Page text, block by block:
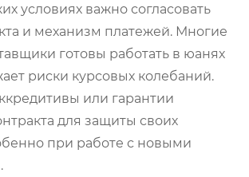
условиях важно согласовать
и механизм платежей. Многие
готовы работать в юанях
риски курсовых колебаний.
или гарантии
для защиты своих
при работе с новыми